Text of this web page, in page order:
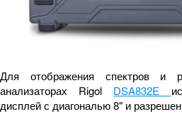
Для отображения спектров и
анализаторах Rigol DSA832E
дисплей с диагональю 8" и